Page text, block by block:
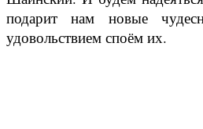
подарит нам новые
удовольствием споём их.